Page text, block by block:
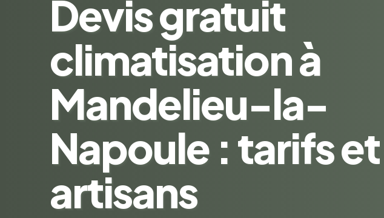
Devis gratuit
climatisation à
Mandelieu-la-
Napoule : tarifs et
artisans